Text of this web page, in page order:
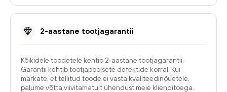
2-aastane tootjagarantii
Kõikidele toodetele kehtib 2-aastane tootjagarantii.
Garantii kehtib tootjapoolsete defektide korral. Kui
märkate, et tellitud toode ei vasta kvaliteedinõuetele,
palume võtta viivitamatult ühendust meie klienditoega.